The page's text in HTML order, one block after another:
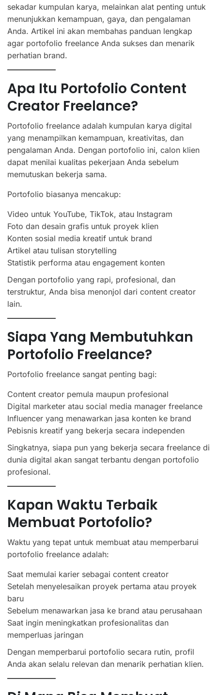
sekadar kumpulan karya, melainkan alat penting untuk
menunjukkan kemampuan, gaya, dan pengalaman
Anda. Artikel ini akan membahas panduan lengkap
agar portofolio freelance Anda sukses dan menarik
perhatian brand.
Apa Itu Portofolio Content
Creator Freelance?
Portofolio freelance adalah kumpulan karya digital
yang menampilkan kemampuan, kreativitas, dan
pengalaman Anda. Dengan portofolio ini, calon klien
dapat menilai kualitas pekerjaan Anda sebelum
memutuskan bekerja sama.
Portofolio biasanya mencakup:
Video untuk YouTube, TikTok, atau Instagram
Foto dan desain grafis untuk proyek klien
Konten sosial media kreatif untuk brand
Artikel atau tulisan storytelling
Statistik performa atau engagement konten
Dengan portofolio yang rapi, profesional, dan
terstruktur, Anda bisa menonjol dari content creator
lain.
Siapa Yang Membutuhkan
Portofolio Freelance?
Portofolio freelance sangat penting bagi:
Content creator pemula maupun profesional
Digital marketer atau social media manager freelance
Influencer yang menawarkan jasa konten ke brand
Pebisnis kreatif yang bekerja secara independen
Singkatnya, siapa pun yang bekerja secara freelance di
dunia digital akan sangat terbantu dengan portofolio
profesional.
Kapan Waktu Terbaik
Membuat Portofolio?
Waktu yang tepat untuk membuat atau memperbarui
portofolio freelance adalah:
Saat memulai karier sebagai content creator
Setelah menyelesaikan proyek pertama atau proyek
baru
Sebelum menawarkan jasa ke brand atau perusahaan
Saat ingin meningkatkan profesionalitas dan
memperluas jaringan
Dengan memperbarui portofolio secara rutin, profil
Anda akan selalu relevan dan menarik perhatian klien.